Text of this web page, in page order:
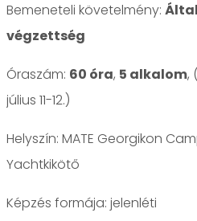
Bemeneteli követelmény:
végzettség
Óraszám: 60 óra, 5 alkalom,
július 11-12.)
Helyszín: MATE Georgikon
Yachtkikötő
jelenléti